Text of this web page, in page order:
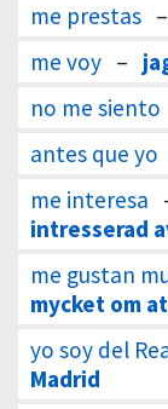
me prestas –
me voy –
no me siento
antes que yo
me interesa
intresserad
me gustan
mycket om
yo soy del
Madrid